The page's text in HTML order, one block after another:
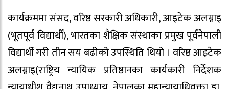
कार्यक्रममा संसद, वरिष्ठ सरकारी अधिकारी, आइटेक अलम्नाइ
(भूतपूर्व विद्यार्थी), भारतका शैक्षिक संस्थाका प्रमुख पूर्वनेपाली
विद्यार्थी गरी तीन सय बढीको उपस्थिति थियो । वरिष्ठ आइटेक
अलम्नाइ(राष्ट्रिय न्यायिक प्रतिष्ठानका कार्यकारी निर्देशक